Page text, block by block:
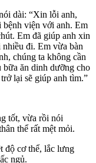
dài: “Xin lỗi anh,
bệnh viện với anh. Em
Em đã giúp anh xin
đi. Em vừa bàn
chúng ta không cần
bữa ăn dinh dưỡng cho
lại sẽ giúp anh tìm.”
tốt, vừa rồi nói
thể rất mệt mỏi.
độ cơ thể, lắc lưng
ngủ.